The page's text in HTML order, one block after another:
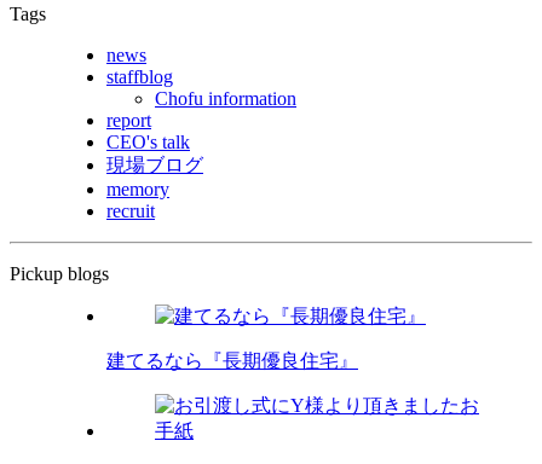
Tags
news
staffblog
Chofu information
report
CEO's talk
現場ブログ
memory
recruit
Pickup blogs
建てるなら『長期優良住宅』